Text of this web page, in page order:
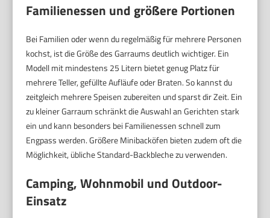
Familienessen und größere Portionen
Bei Familien oder wenn du regelmäßig für mehrere Personen
kochst, ist die Größe des Garraums deutlich wichtiger. Ein
Modell mit mindestens 25 Litern bietet genug Platz für
mehrere Teller, gefüllte Aufläufe oder Braten. So kannst du
zeitgleich mehrere Speisen zubereiten und sparst dir Zeit. Ein
zu kleiner Garraum schränkt die Auswahl an Gerichten stark
ein und kann besonders bei Familienessen schnell zum
Engpass werden. Größere Minibacköfen bieten zudem oft die
Möglichkeit, übliche Standard-Backbleche zu verwenden.
Camping, Wohnmobil und Outdoor-
Einsatz